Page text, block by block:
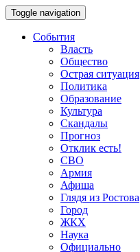
Toggle navigation
События
Власть
Общество
Острая ситуация
Политика
Образование
Культура
Скандалы
Прогноз
Отклик есть!
СВО
Армия
Афиша
Глядя из Ростова
Город
ЖКХ
Наука
Официально